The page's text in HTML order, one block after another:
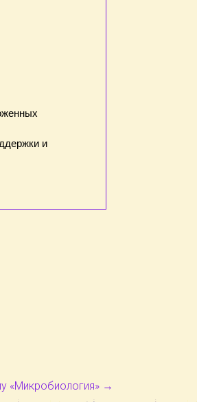
и
«Микробиология» →